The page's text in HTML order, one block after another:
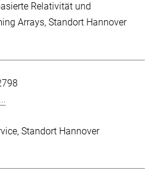
Relativität und
Arrays Standort Hannover
Standort Hannover